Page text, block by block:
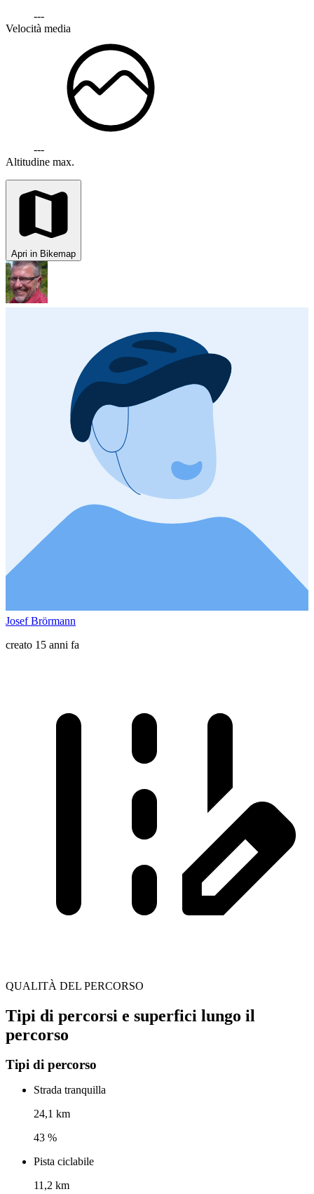
---
Velocità media
---
Altitudine max.
Apri in Bikemap
Josef Brörmann
creato 15 anni fa
QUALITÀ DEL PERCORSO
Tipi di percorsi e superfici lungo il
percorso
Tipi di percorso
Strada tranquilla
24,1 km
43 %
Pista ciclabile
11,2 km